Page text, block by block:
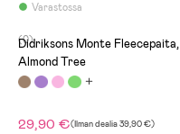
Varastossa
(0)
Didriksons Monte Fleecepaita,
Almond Tree
29,90 €(Ilman dealia39,90 €)